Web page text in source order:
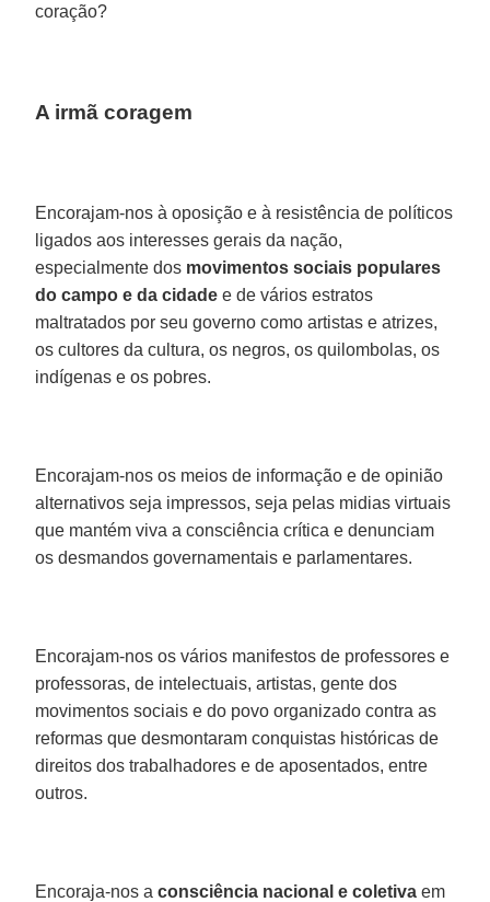
coração?
A irmã coragem
Encorajam-nos à oposição e à resistência de políticos
ligados aos interesses gerais da nação,
especialmente dos movimentos sociais populares
do campo e da cidade e de vários estratos
maltratados por seu governo como artistas e atrizes,
os cultores da cultura, os negros, os quilombolas, os
indígenas e os pobres.
Encorajam-nos os meios de informação e de opinião
alternativos seja impressos, seja pelas midias virtuais
que mantém viva a consciência crítica e denunciam
os desmandos governamentais e parlamentares.
Encorajam-nos os vários manifestos de professores e
professoras, de intelectuais, artistas, gente dos
movimentos sociais e do povo organizado contra as
reformas que desmontaram conquistas históricas de
direitos dos trabalhadores e de aposentados, entre
outros.
Encoraja-nos aconsciência nacional e coletiva em